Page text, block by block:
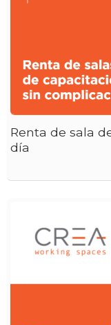
Renta de sala
día